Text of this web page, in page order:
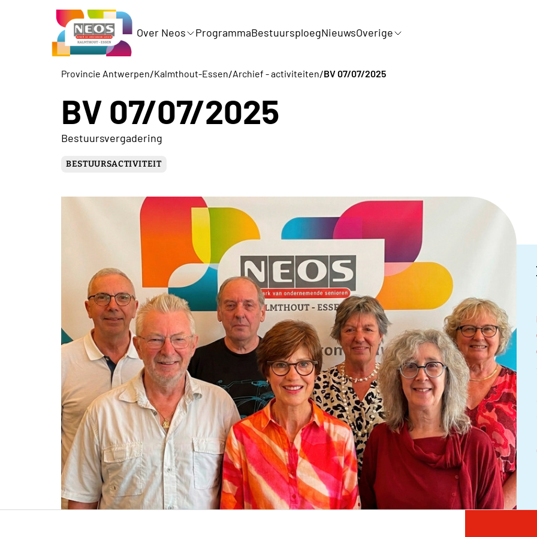
Over Neos ProgrammaBestuursploegNieuwsOverige
Provincie Antwerpen/Kalmthout-Essen/Archief - activiteiten/BV 07/07/2025
BV 07/07/2025
Bestuursvergadering
BESTUURSACTIVITEIT